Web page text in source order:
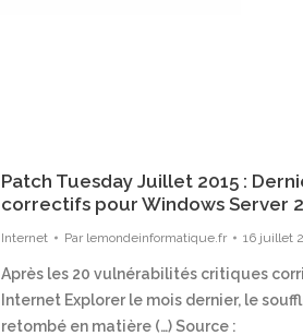
Patch Tuesday Juillet 2015 :
correctifs pour Windows Server
Internet Par lemondeinformatique.fr 16 juillet
Après les 20 vulnérabilités critiques
Internet Explorer le mois dernier, le
retombé en matière (…) Source :